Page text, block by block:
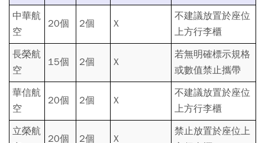
中華航
空
20個 2個 X
不建議放置於座位
上方行李櫃
長榮航
空
15個 2個 X
若無明確標示規格
或數值禁止攜帶
華信航
空
20個 2個 X
不建議放置於座位
上方行李櫃
立榮航
20個 2個 X
禁止放置於座位上